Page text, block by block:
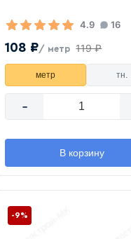
4.9 16
108 ₽/ метр 119 ₽
метр тн.
-
В корзину
-9%